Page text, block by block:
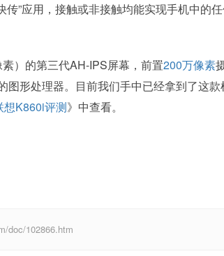
”应用，接触或非接触均能实现手机中的
）的第三代AH-IPS屏幕，前置200万像素
图形处理器。目前我们手中已经拿到了这款
想K860i评测》中查看。
doc/102866.htm